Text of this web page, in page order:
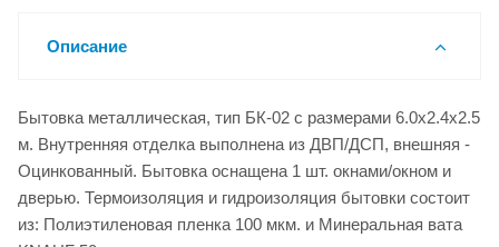
Описание
Бытовка металлическая, тип БК-02 с размерами 6.0x2.4x2.5
м. Внутренняя отделка выполнена из ДВП/ДСП, внешняя -
Оцинкованный. Бытовка оснащена 1 шт. окнами/окном и
дверью. Термоизоляция и гидроизоляция бытовки состоит
из: Полиэтиленовая пленка 100 мкм. и Минеральная вата